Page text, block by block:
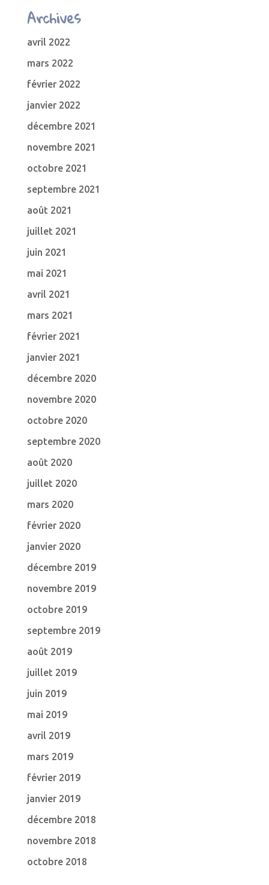
Archives
avril 2022
mars 2022
février 2022
janvier 2022
décembre 2021
novembre 2021
octobre 2021
septembre 2021
août 2021
juillet 2021
juin 2021
mai 2021
avril 2021
mars 2021
février 2021
janvier 2021
décembre 2020
novembre 2020
octobre 2020
septembre 2020
août 2020
juillet 2020
mars 2020
février 2020
janvier 2020
décembre 2019
novembre 2019
octobre 2019
septembre 2019
août 2019
juillet 2019
juin 2019
mai 2019
avril 2019
mars 2019
février 2019
janvier 2019
décembre 2018
novembre 2018
octobre 2018